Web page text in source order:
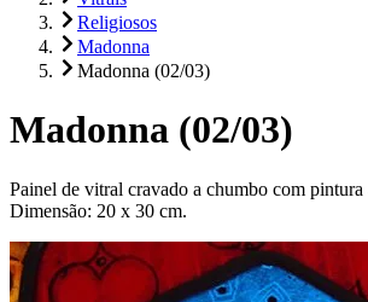
Religiosos
Madonna
Madonna (02/03)
Madonna (02/03)
Painel de vitral cravado a chumbo com pintura
Dimensão: 20 x 30 cm.